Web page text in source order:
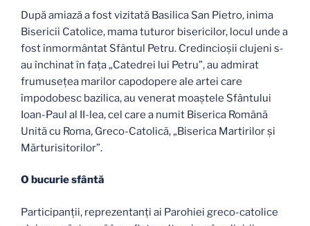
După amiază a fost vizitată Basilica San Pietro, inima
Bisericii Catolice, mama tuturor bisericilor, locul unde a
fost înmormântat Sfântul Petru. Credincioșii clujeni s-
au închinat în fața „Catedrei lui Petru”, au admirat
frumusețea marilor capodopere ale artei care
împodobesc bazilica, au venerat moaștele Sfântului
Ioan-Paul al II-lea, cel care a numit Biserica Română
Unită cu Roma, Greco-Catolică, „Biserica Martirilor și
Mărturisitorilor”.
O bucurie sfântă
Participanții, reprezentanți ai Parohiei greco-catolice